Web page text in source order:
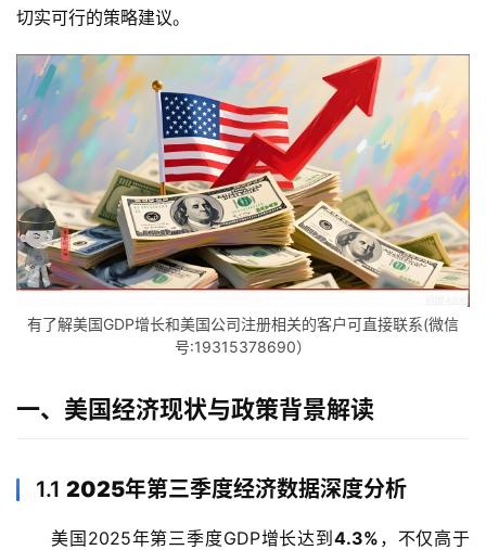
切实可行的策略建议。
有了解美国GDP增长和美国公司注册相关的客户可直接联系(微信
号:19315378690）
一、美国经济现状与政策背景解读
1.1 2025年第三季度经济数据深度分析
美国2025年第三季度GDP增长达到4.3% ，不仅高于